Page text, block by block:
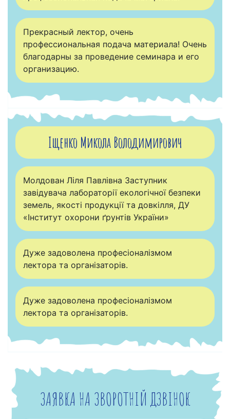
Прекрасный лектор, очень
профессиональная подача материала! Очень
благодарны за проведение семинара и его
организацию.
Іщенко Микола Володимирович
Молдован Ліля Павлівна Заступник
завідувача лабораторії екологічної безпеки
земель, якості продукції та довкілля, ДУ
«Інститут охорони ґрунтів України»
Дуже задоволена професіоналізмом
лектора та організаторів.
Дуже задоволена професіоналізмом
лектора та організаторів.
ЗАЯВКА НА ЗВОРОТНІЙ ДЗВІНОК